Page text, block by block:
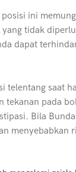
ini
tidak
dapat
telentang saat
tekanan pada
Bila
menyebabkan